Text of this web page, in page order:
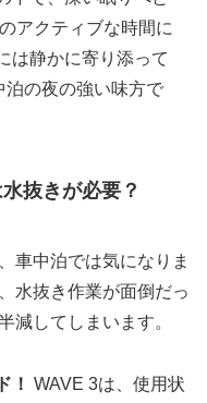
アクティブな時間に
は静かに寄り添って
泊の夜の強い味方で
抜きが必要？
車中泊では気になりま
水抜き作業が面倒だっ
減してしまいます。
！ WAVE 3は、使用状